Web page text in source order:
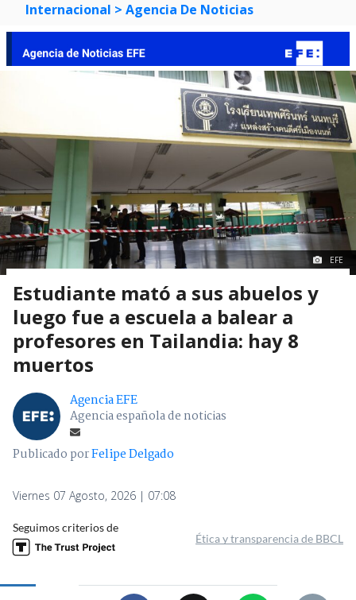
Internacional > Agencia De Noticias
EFE
Estudiante mató a sus abuelos y
luego fue a escuela a balear a
profesores en Tailandia: hay 8
muertos
Agencia EFE
Agencia española de noticias
Publicado porFelipe Delgado
Viernes 07 Agosto, 2026 | 07:08
Seguimos criterios de
Ética y transparencia de BBCL